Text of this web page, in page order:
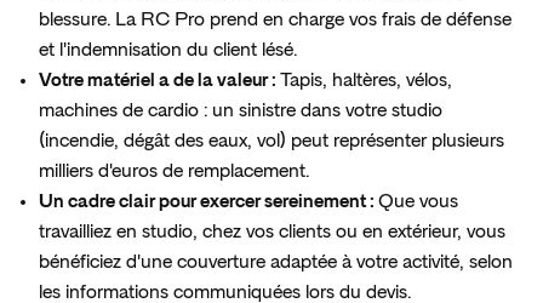
blessure. La RC Pro prend en charge vos frais de défense
et l'indemnisation du client lésé.
Votre matériel a de la valeur : Tapis, haltères, vélos,
machines de cardio : un sinistre dans votre studio
(incendie, dégât des eaux, vol) peut représenter plusieurs
milliers d'euros de remplacement.
Un cadre clair pour exercer sereinement : Que vous
travailliez en studio, chez vos clients ou en extérieur, vous
bénéficiez d'une couverture adaptée à votre activité, selon
les informations communiquées lors du devis.